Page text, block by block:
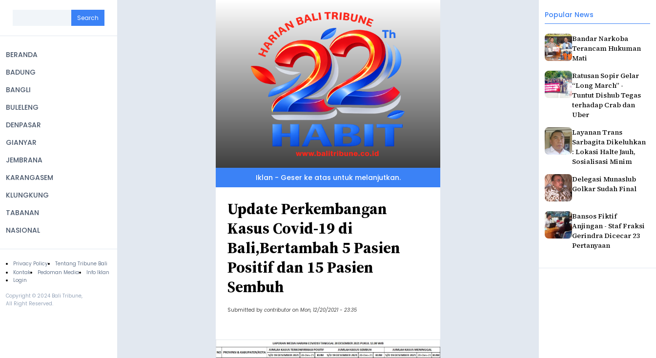
navigation
BERANDA
BADUNG
BANGLI
BULELENG
DENPASAR
GIANYAR
JEMBRANA
KARANGASEM
KLUNGKUNG
TABANAN
NASIONAL
Footer
Privacy Policy
Tentang Tribune Bali
Kontak
Pedoman Media
Info Iklan
Login
Copyright © 2024 Bali Tribune,
All Right Reserved.
Popular News
Bandar Narkoba
Terancam Hukuman
Mati
Ratusan Sopir Gelar
“Long March” -
Tuntut Dishub Tegas
terhadap Crab dan
Uber
Layanan Trans
Sarbagita Dikeluhkan
: Lokasi Halte Jauh,
Sosialisasi Minim
Delegasi Munaslub
Golkar Sudah Final
Bansos Fiktif
Anjingan - Staf Fraksi
Gerindra Dicecar 23
Pertanyaan
Iklan - Geser ke atas untuk melanjutkan.
Update Perkembangan
Kasus Covid-19 di
Bali,Bertambah 5 Pasien
Positif dan 15 Pasien
Sembuh
Submitted by contributor on Mon, 12/20/2021 - 23:35